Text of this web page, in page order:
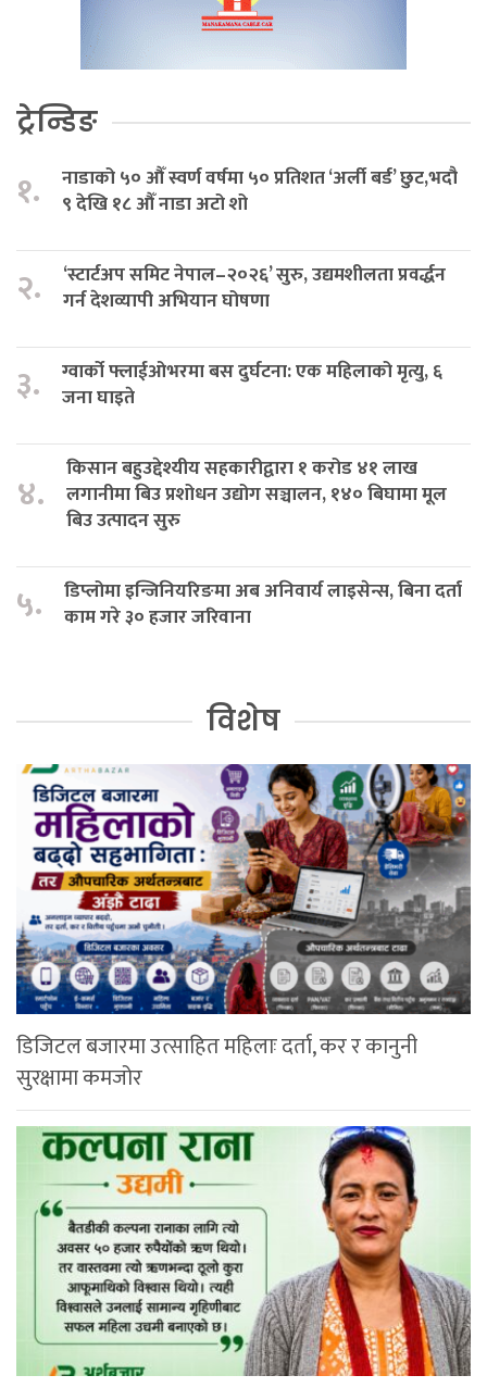
ट्रेन्डिङ
१.
नाडाको ५० औँ स्वर्ण वर्षमा ५० प्रतिशत ‘अर्ली बर्ड’ छुट,भदौ
९ देखि १८ औँ नाडा अटो शो
२.
‘स्टार्टअप समिट नेपाल–२०२६’ सुरु, उद्यमशीलता प्रवर्द्धन
गर्न देशव्यापी अभियान घोषणा
३.
ग्वार्को फ्लाईओभरमा बस दुर्घटना: एक महिलाको मृत्यु, ६
जना घाइते
४.
किसान बहुउद्देश्यीय सहकारीद्वारा १ करोड ४१ लाख
लगानीमा बिउ प्रशोधन उद्योग सञ्चालन, १४० बिघामा मूल
बिउ उत्पादन सुरु
५.
डिप्लोमा इन्जिनियरिङमा अब अनिवार्य लाइसेन्स, बिना दर्ता
काम गरे ३० हजार जरिवाना
विशेष
डिजिटल बजारमा उत्साहित महिलाः दर्ता, कर र कानुनी
सुरक्षामा कमजोर